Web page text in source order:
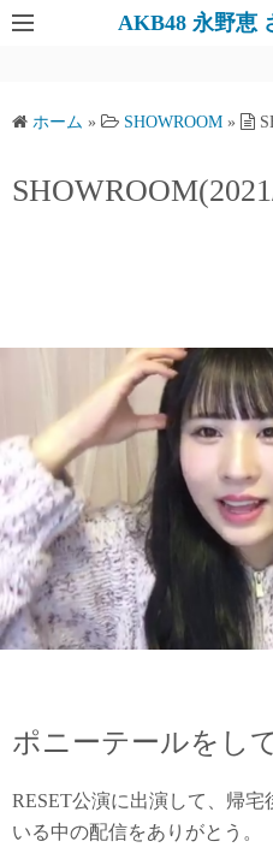
AKB48 永野恵
ホーム » SHOWROOM »
ポニーテールをし
RESET公演に出演して、帰
いる中の配信をありがとう。